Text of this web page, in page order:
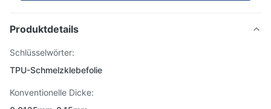
Produktdetails
Schlüsselwörter:
TPU-Schmelzklebefolie
Konventionelle Dicke: